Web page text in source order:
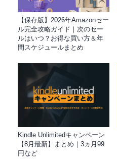
【保存版】2026年Amazonセー
ル完全攻略ガイド｜次のセー
ルはいつ？お得な買い方＆年
間スケジュールまとめ
Kindle Unlimitedキャンペーン
【8月最新】まとめ｜3ヵ月99
円など